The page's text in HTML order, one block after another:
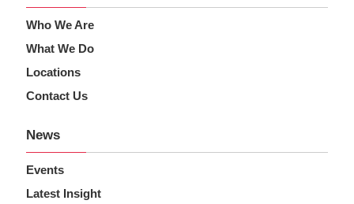
Who We Are
What We Do
Locations
Contact Us
News
Events
Latest Insight